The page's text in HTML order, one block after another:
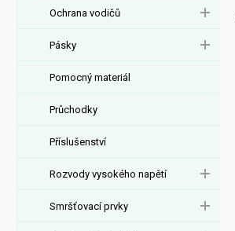
Ochrana vodičů
Pásky
Pomocný materiál
Průchodky
Příslušenství
Rozvody vysokého napětí
Smršťovací prvky